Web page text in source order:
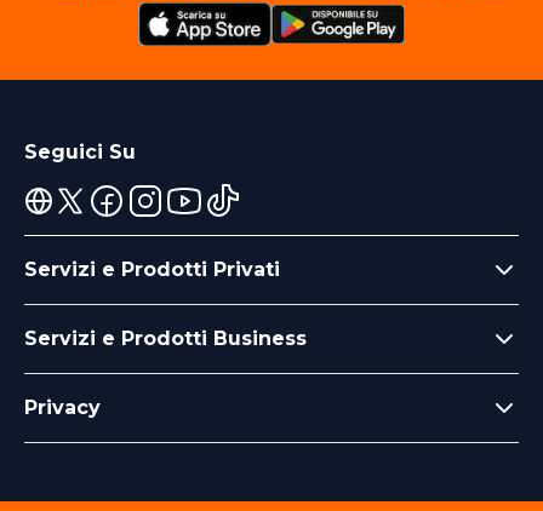
Seguici Su
Servizi e Prodotti Privati
Servizi e Prodotti Business
Privacy